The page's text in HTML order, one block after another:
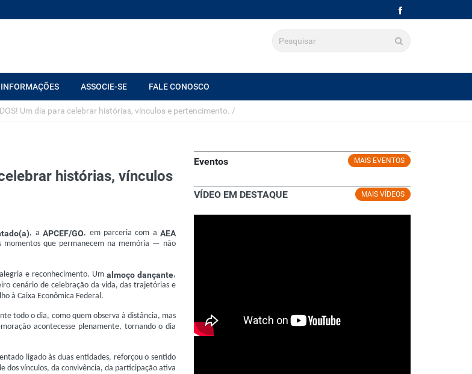
INFORMAÇÕES ASSOCIE-SE FALE CONOSCO
Um dia para celebrar histórias, vínculos e pertencimento. /
histórias, vínculos
, aAPCEF/GO, em parceria com aAEA
momentos que permanecem na memória — não
e reconhecimento. Umalmoço dançante,
cenário de celebração da vida, das trajetórias e
à Caixa Econômica Federal.
todo o dia, como quem observa à distância, mas
acontecesse plenamente, tornando o dia
ligado às duas entidades, reforçou o sentido
dos vínculos, da convivência, da participação ativa
MAIS EVENTOS
Eventos
MAIS VÍDEOS
VÍDEO EM DESTAQUE